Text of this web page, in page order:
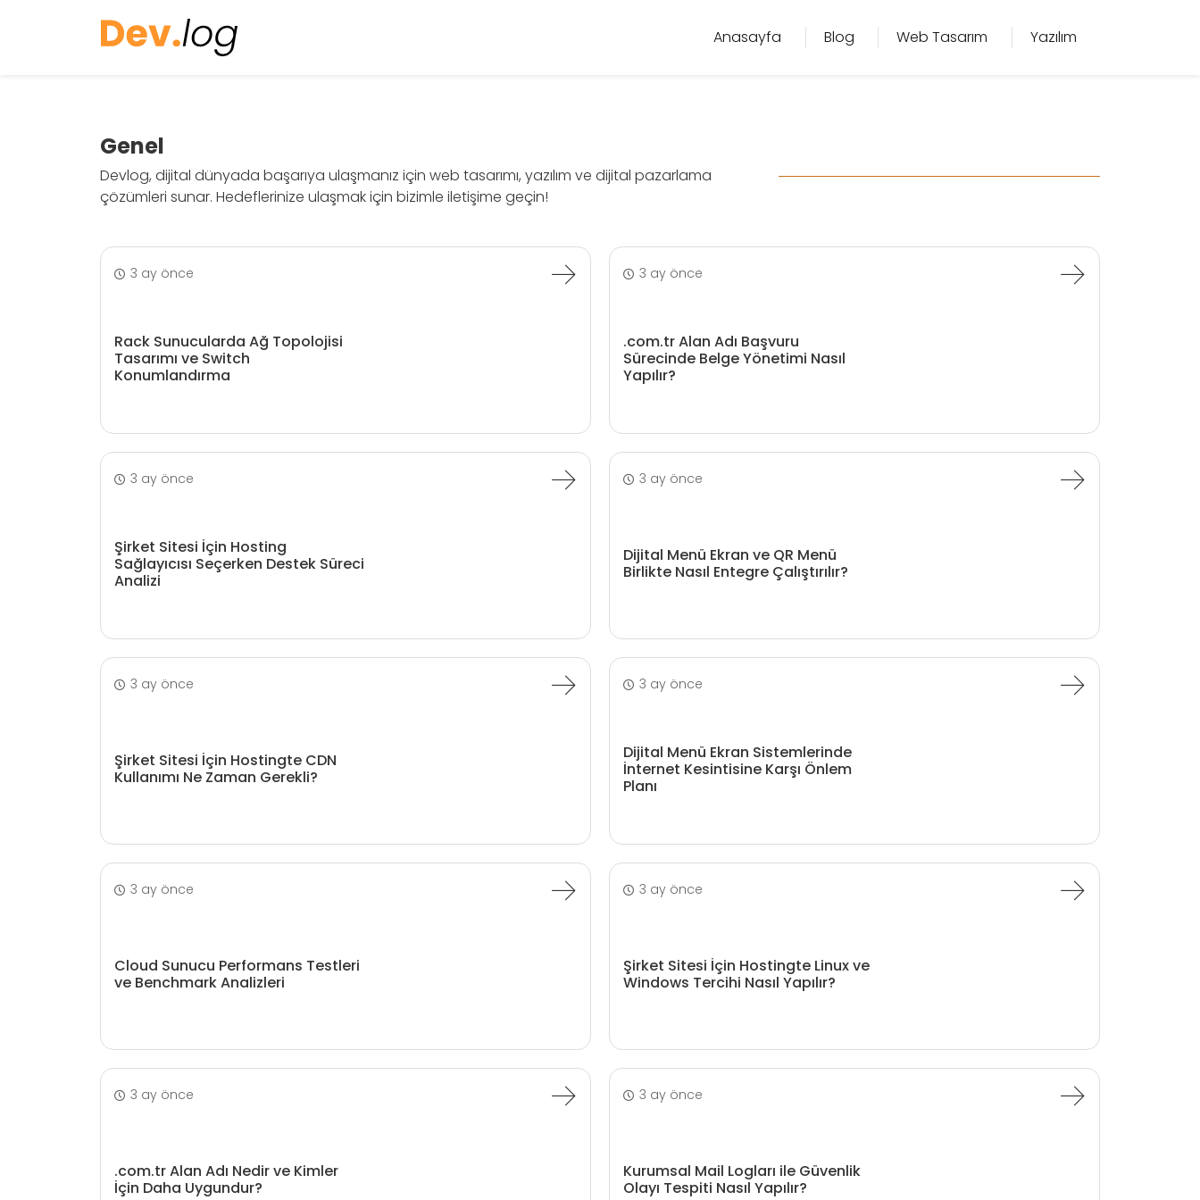
Anasayfa Blog Web Tasarım Yazılım
Genel
Devlog, dijital dünyada başarıya ulaşmanız için web tasarımı, yazılım ve dijital pazarlama
çözümleri sunar. Hedeflerinize ulaşmak için bizimle iletişime geçin!
3 ay önce
Rack Sunucularda Ağ Topolojisi
Tasarımı ve Switch
Konumlandırma
3 ay önce
.com.tr Alan Adı Başvuru
Sürecinde Belge Yönetimi Nasıl
Yapılır?
3 ay önce
Şirket Sitesi İçin Hosting
Sağlayıcısı Seçerken Destek Süreci
Analizi
3 ay önce
Dijital Menü Ekran ve QR Menü
Birlikte Nasıl Entegre Çalıştırılır?
3 ay önce
Şirket Sitesi İçin Hostingte CDN
Kullanımı Ne Zaman Gerekli?
3 ay önce
Dijital Menü Ekran Sistemlerinde
İnternet Kesintisine Karşı Önlem
Planı
3 ay önce
Cloud Sunucu Performans Testleri
ve Benchmark Analizleri
3 ay önce
Şirket Sitesi İçin Hostingte Linux ve
Windows Tercihi Nasıl Yapılır?
3 ay önce
.com.tr Alan Adı Nedir ve Kimler
İçin Daha Uygundur?
3 ay önce
Kurumsal Mail Logları ile Güvenlik
Olayı Tespiti Nasıl Yapılır?